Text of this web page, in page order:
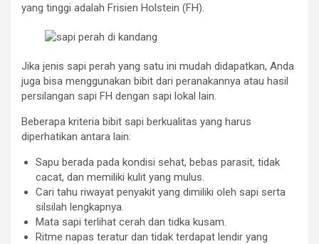
yang tinggi adalah Frisien Holstein (FH).
Jika jenis sapi perah yang satu ini mudah didapatkan, Anda
juga bisa menggunakan bibit dari peranakannya atau hasil
persilangan sapi FH dengan sapi lokal lain.
Beberapa kriteria bibit sapi berkualitas yang harus
diperhatikan antara lain:
Sapu berada pada kondisi sehat, bebas parasit, tidak
cacat, dan memiliki kulit yang mulus.
Cari tahu riwayat penyakit yang dimiliki oleh sapi serta
silsilah lengkapnya.
Mata sapi terlihat cerah dan tidka kusam.
Ritme napas teratur dan tidak terdapat lendir yang